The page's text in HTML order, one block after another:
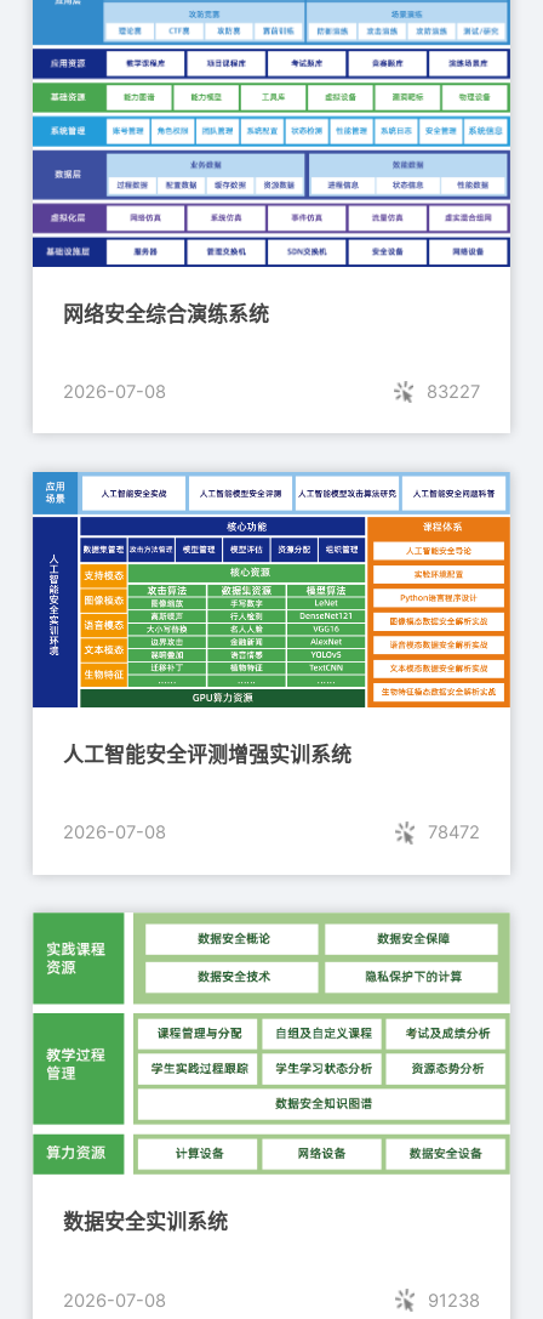
网络安全综合演练系统
2026-07-08 83227
人工智能安全评测增强实训系统
2026-07-08 78472
数据安全实训系统
2026-07-08 91238